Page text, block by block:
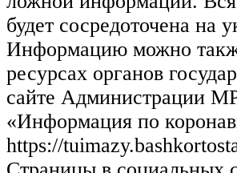
будет сосредоточена на
Информацию можно
ресурсах органов
сайте Администрации
«Информация по
https://